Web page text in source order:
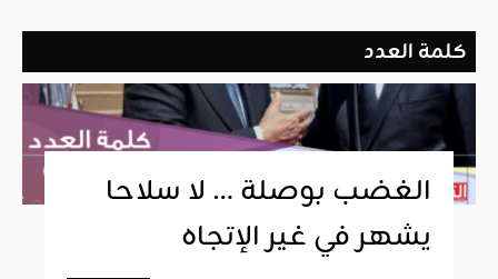
كلمة العدد
الغضب بوصلة … لا سلاحا
يشهر في غير الإتجاه